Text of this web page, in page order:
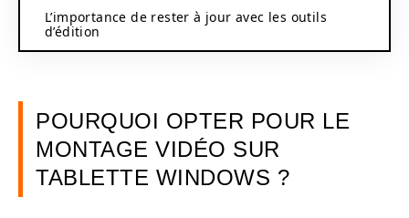
L’importance de rester à jour avec les outils
d’édition
POURQUOI OPTER POUR LE
MONTAGE VIDÉO SUR
TABLETTE WINDOWS ?